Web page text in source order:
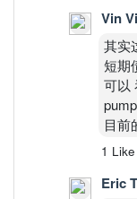
Vin
其实
短期
可以
目前
1 Like
Eric